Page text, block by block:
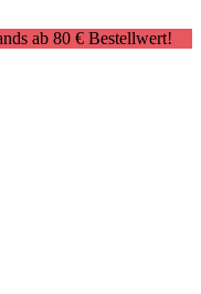
ab 80 € Bestellwert!